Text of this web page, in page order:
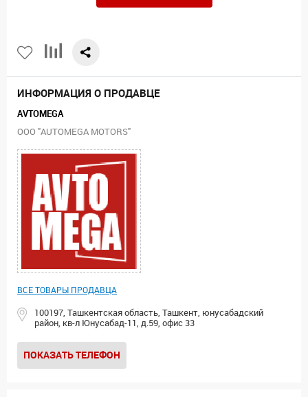
ИНФОРМАЦИЯ О ПРОДАВЦЕ
AVTOMEGA
ООО "AUTOMEGA MOTORS"
ВСЕ ТОВАРЫ ПРОДАВЦА
100197, Ташкентская область, Ташкент, юнусабадский
район, кв-л Юнусабад-11, д.59, офис 33
ПОКАЗАТЬ ТЕЛЕФОН